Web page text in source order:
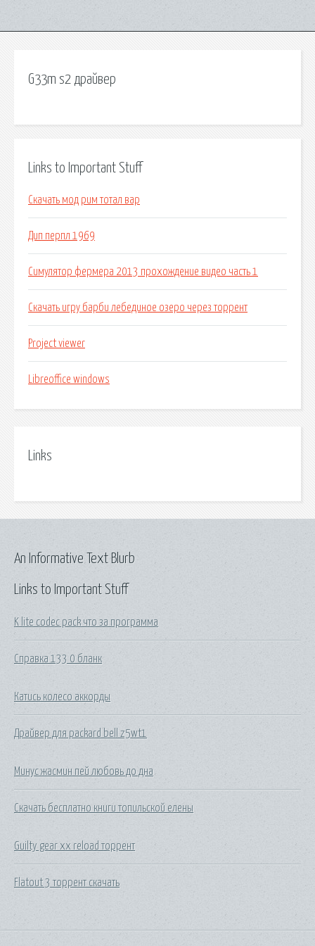
G33m s2 драйвер
Links to Important Stuff
Скачать мод рим тотал вар
Дип перпл 1969
Симулятор фермера 2013 прохождение видео часть 1
Скачать игру барби лебединое озеро через торрент
Project viewer
Libreoffice windows
Links
Links to Important Stuff
K lite codec pack что за программа
Справка 133 0 бланк
Катись колесо аккорды
Драйвер для packard bell z5wt1
Минус жасмин пей любовь до дна
Скачать бесплатно книги топильской елены
Guilty gear xx reload торрент
Flatout 3 торрент скачать
An Informative Text Blurb